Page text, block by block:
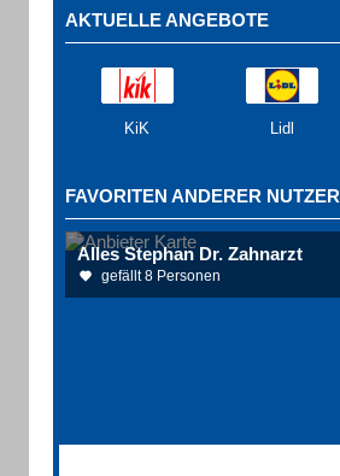
AKTUELLE ANGEBOTE
KiK Lidl
FAVORITEN ANDERER NUTZER
Alles Stephan Dr. Zahnarzt
gefällt 8 Personen